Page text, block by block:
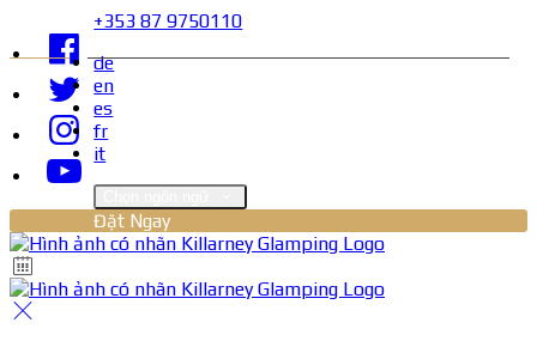
+353 87 9750110
de
en
es
fr
it
Đặt Ngay